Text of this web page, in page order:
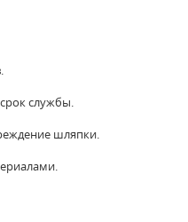
службы.
шляпки.